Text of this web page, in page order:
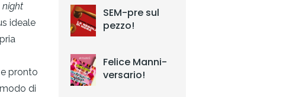
night
ideale
pronto
di
SEM-pre sul
pezzo!
Felice Manni-
versario!